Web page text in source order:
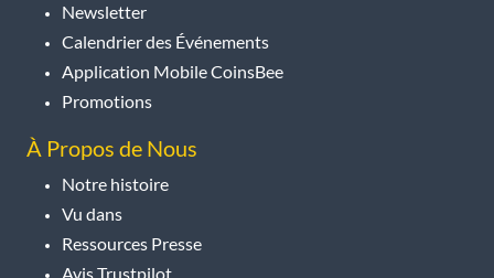
Newsletter
Calendrier des Événements
Application Mobile CoinsBee
Promotions
À Propos de Nous
Notre histoire
Vu dans
Ressources Presse
Avis Trustpilot